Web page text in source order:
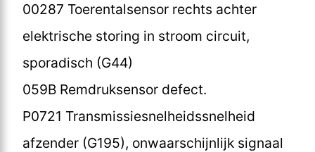
00287 Toerentalsensor rechts achter
elektrische storing in stroom circuit,
sporadisch (G44)
059B Remdruksensor defect.
P0721 Transmissiesnelheidssnelheid
afzender (G195), onwaarschijnlijk signaal